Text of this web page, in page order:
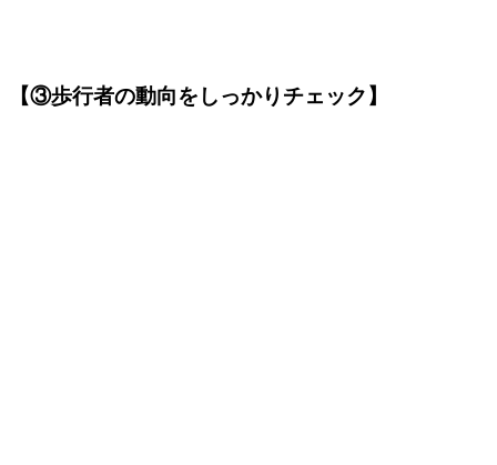
【③歩行者の動向をしっかりチェック】